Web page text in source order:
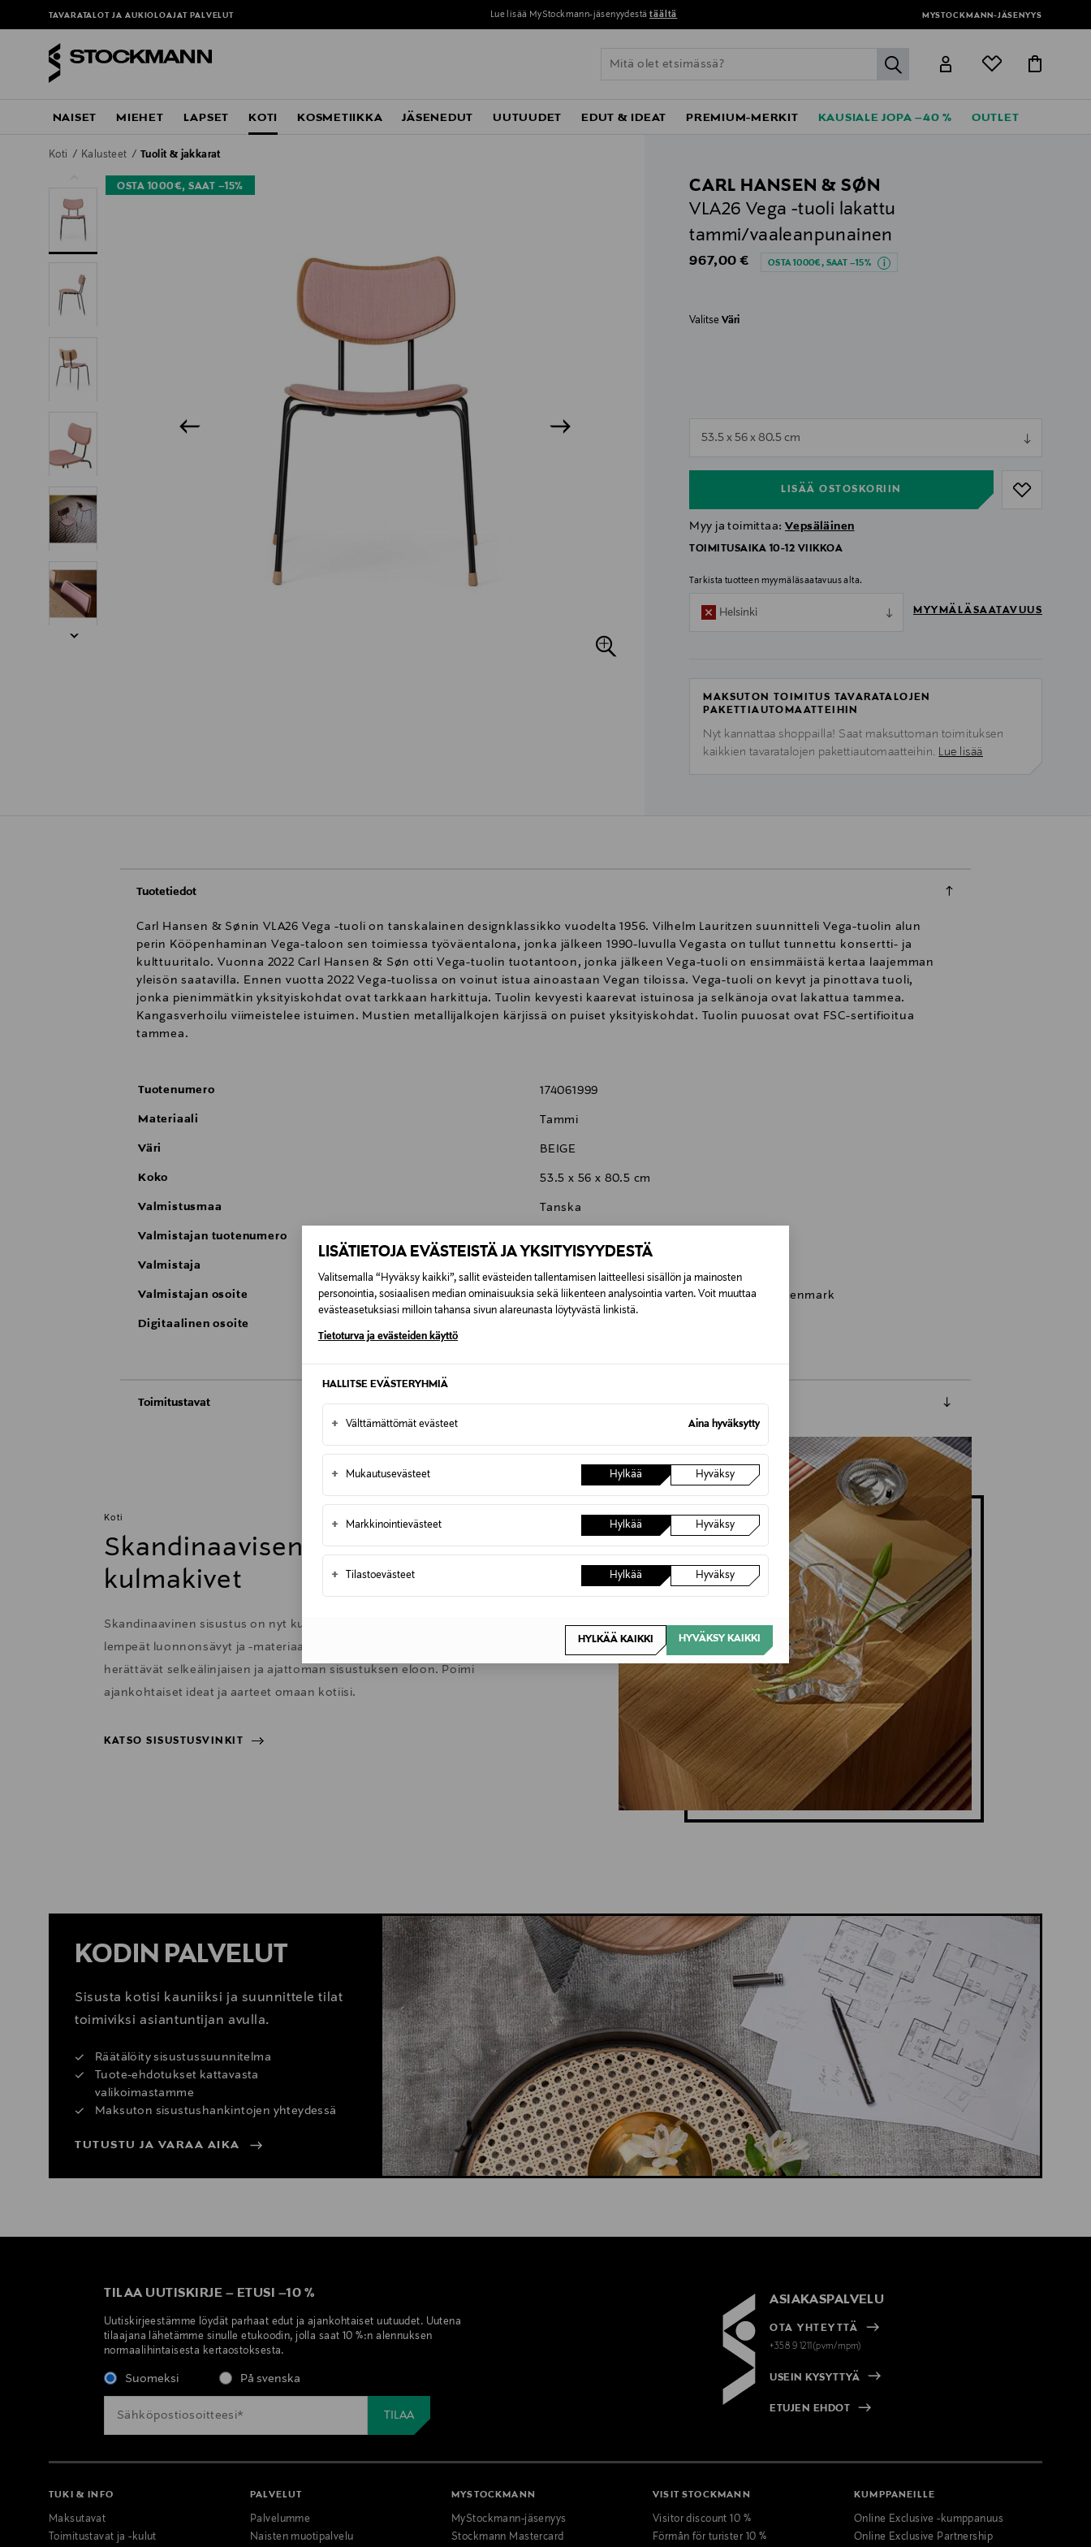
LISÄTIETOJA EVÄSTEISTÄ JA YKSITYISYYDESTÄ
Valitsemalla “Hyväksy kaikki”, sallit evästeiden tallentamisen laitteellesi sisällön ja mainosten
personointia, sosiaalisen median ominaisuuksia sekä liikenteen analysointia varten. Voit muuttaa
evästeasetuksiasi milloin tahansa sivun alareunasta löytyvästä linkistä.
Tietoturva ja evästeiden käyttö
HALLITSE EVÄSTERYHMIÄ
+ Välttämättömät evästeet Aina hyväksytty
+ Mukautusevästeet Hylkää Hyväksy
+ Markkinointievästeet Hylkää Hyväksy
+ Tilastoevästeet Hylkää Hyväksy
HYLKÄÄ KAIKKI HYVÄKSY KAIKKI
TAVARATALOT JA AUKIOLOAJAT PALVELUT Lue lisää MyStockmann-jäsenyydestä täältä MYSTOCKMANN-JÄSENYYS
label.header.go
NAISET MIEHET LAPSET KOTI KOSMETIIKKA JÄSENEDUT UUTUUDET EDUT & IDEAT PREMIUM-MERKIT KAUSIALE JOPA –40 % OUTLET
Koti Kalusteet Tuolit & jakkarat
OSTA 1000€, SAAT –15%
CARL HANSEN & SØN
VLA26 Vega -tuoli lakattu
tammi/vaaleanpunainen
Original Price
967,00 € OSTA 1000€, SAAT –15%
ValitseVäri
53.5 x 56 x 80.5 cm
LISÄÄ OSTOSKORIIN
null
Myy ja toimittaa: Vepsäläinen
TOIMITUSAIKA 10-12 VIIKKOA
Tarkista tuotteen myymäläsaatavuus alta.
Helsinki MYYMÄLÄSAATAVUUS
MAKSUTON TOIMITUS TAVARATALOJEN
PAKETTIAUTOMAATTEIHIN
Nyt kannattaa shoppailla! Saat maksuttoman toimituksen
kaikkien tavaratalojen pakettiautomaatteihin. Lue lisää
Tuotetiedot
Carl Hansen & Sønin VLA26 Vega -tuoli on tanskalainen designklassikko vuodelta 1956. Vilhelm Lauritzen suunnitteli Vega-tuolin alun
perin Kööpenhaminan Vega-taloon sen toimiessa työväentalona, jonka jälkeen 1990-luvulla Vegasta on tullut tunnettu konsertti- ja
kulttuuritalo. Vuonna 2022 Carl Hansen & Søn otti Vega-tuolin tuotantoon, jonka jälkeen Vega-tuoli on ensimmäistä kertaa laajemman
yleisön saatavilla. Ennen vuotta 2022 Vega-tuolissa on voinut istua ainoastaan Vegan tiloissa. Vega-tuoli on kevyt ja pinottava tuoli,
jonka pienimmätkin yksityiskohdat ovat tarkkaan harkittuja. Tuolin kevyesti kaarevat istuinosa ja selkänoja ovat lakattua tammea.
Kangasverhoilu viimeistelee istuimen. Mustien metallijalkojen kärjissä on puiset yksityiskohdat. Tuolin puuosat ovat FSC-sertifioitua
tammea.
Tuotenumero 174061999
Materiaali Tammi
Väri BEIGE
Koko 53.5 x 56 x 80.5 cm
Valmistusmaa Tanska
Valmistajan tuotenumero
Valmistaja
Valmistajan osoite H.P. Hansens Vej 4, DK-5500 Middelfart, Denmark
Digitaalinen osoite
Toimitustavat
Koti
Skandinaavisen sisustuksen
kulmakivet
Skandinaavinen sisustus on nyt kutsuva ja kodikas. Pehmeät muodot,
lempeät luonnonsävyt ja -materiaalit sekä harkiten valitut designaarteet
herättävät selkeälinjaisen ja ajattoman sisustuksen eloon. Poimi
ajankohtaiset ideat ja aarteet omaan kotiisi.
KATSO SISUSTUSVINKIT
Inspiroidu
KODIN PALVELUT
Sisusta kotisi kauniiksi ja suunnittele tilat
toimiviksi asiantuntijan avulla.
Räätälöity sisustussuunnitelma
Tuote-ehdotukset kattavasta
valikoimastamme
Maksuton sisustushankintojen yhteydessä
TUTUSTU JA VARAA AIKA
TILAA UUTISKIRJE – ETUSI –10 %
Uutiskirjeestämme löydät parhaat edut ja ajankohtaiset uutuudet. Uutena
tilaajana lähetämme sinulle etukoodin, jolla saat 10 %:n alennuksen
normaalihintaisesta kertaostoksesta.
Suomeksi På svenska
ASIAKASPALVELU
OTA YHTEYTTÄ
+358 9 1211(pvm/mpm)
USEIN KYSYTTYÄ
ETUJEN EHDOT
TUKI & INFO
Maksutavat
Toimitustavat ja -kulut
PALVELUT
Palvelumme
Naisten muotipalvelu
MYSTOCKMANN
MyStockmann-jäsenyys
Stockmann Mastercard
VISIT STOCKMANN
Visitor discount 10 %
Förmån för turister 10 %
KUMPPANEILLE
Online Exclusive -kumppanuus
Online Exclusive Partnership